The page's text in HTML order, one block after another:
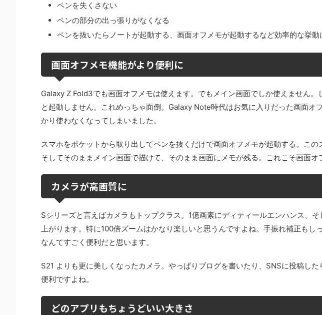
ペンを失くさない
ペンの部分の出っ張りがなくなる
ペンを抜いたらノートが起動する、画面オフメモが起動するなど効率的な挙動
画面オフメモ機能がより便利に
Galaxy Z Fold3でも画面オフメモは使えます。でもメイン画面でしか使えません
と起動しません。これめっちゃ面倒。Galaxy Note時代はお気に入りだった画面オ
かり使わなくなってしまいました。
スマホをポケットから取り出してペンを抜くだけで画面オフメモが起動する。この
そしてそのままメイン画面で描けて、そのまま画面にメモが残る。これこそ画面オ
カメラが高画質に
Sシリーズと言えばカメラもトップクラス。1億画素にディティールエンハンス、
上がります。特に100倍ズームはかなり楽しいと思うんですよね。手振れ補正もし
なんてすごく便利だと思います。
S21 よりも更に美しくなったカメラ。やっぱりブログを書いたり、SNSに投稿し
便利ですよね。
どのアプリもちょうどいい大きさ